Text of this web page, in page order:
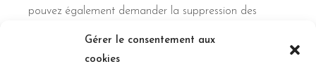
Gérer le consentement aux
cookies
pouvez également demander la suppression des
pas en compte les données stockées à des fins
administratives, légales ou pour des raisons de